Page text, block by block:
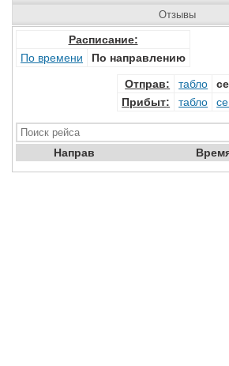
Расписание:
По времени
По направлению
Отправ: табло
Прибыт: табло
Направ
Отзывы